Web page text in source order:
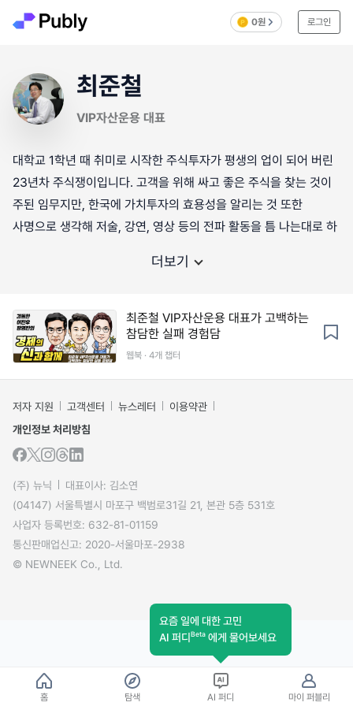
0원 로그인
최준철
VIP자산운용 대표
대학교 1학년 때 취미로 시작한 주식투자가 평생의 업이 되어 버린
23년차 주식쟁이입니다. 고객을 위해 싸고 좋은 주식을 찾는 것이
주된 임무지만, 한국에 가치투자의 효용성을 알리는 것 또한
사명으로 생각해 저술, 강연, 영상 등의 전파 활동을 틈 나는대로 하
더보기
최준철 VIP자산운용 대표가 고백하는
참담한 실패 경험담
웹북 · 4개 챕터
저자 지원 고객센터 뉴스레터
이용약관
개인정보 처리방침
(주) 뉴닉
대표이사: 김소연
(04147) 서울특별시 마포구 백범로31길 21, 본관 5층 531호
사업자 등록번호: 632-81-01159
통신판매업신고: 2020-서울마포-2938
© NEWNEEK Co., Ltd.
홈 탐색
요즘 일에 대한 고민
AI 퍼디Beta 에게 물어보세요
AI 퍼디 마이 퍼블리